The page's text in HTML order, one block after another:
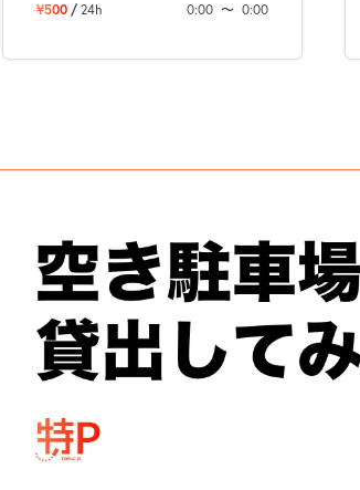
¥500 / 24h 0:00 〜 0:00